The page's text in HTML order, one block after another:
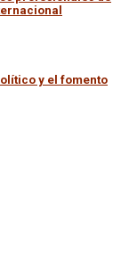
y el fomento